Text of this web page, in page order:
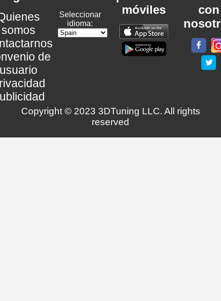
somos
de
Seleccionar
idioma:
móviles
con
Copyright © 2023 3DTuning LLC. All rights
reserved